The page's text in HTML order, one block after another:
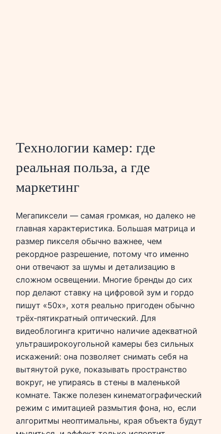
Технологии камер: где
реальная польза, а где
маркетинг
Мегапиксели — самая громкая, но далеко не
главная характеристика. Большая матрица и
размер пикселя обычно важнее, чем
рекордное разрешение, потому что именно
они отвечают за шумы и детализацию в
сложном освещении. Многие бренды до сих
пор делают ставку на цифровой зум и гордо
пишут «50х», хотя реально пригоден обычно
трёх‑пятикратный оптический. Для
видеоблогинга критично наличие адекватной
ультраширокоугольной камеры без сильных
искажений: она позволяет снимать себя на
вытянутой руке, показывать пространство
вокруг, не упираясь в стены в маленькой
комнате. Также полезен кинематографический
режим с имитацией размытия фона, но, если
алгоритмы неоптимальны, края объекта будут